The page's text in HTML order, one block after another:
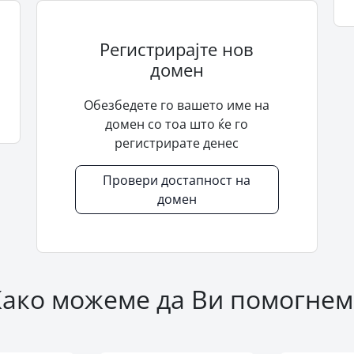
Регистрирајте нов
домен
Обезбедете го вашето име на
домен со тоа што ќе го
регистрирате денес
Провери достапност на
домен
можеме да Ви